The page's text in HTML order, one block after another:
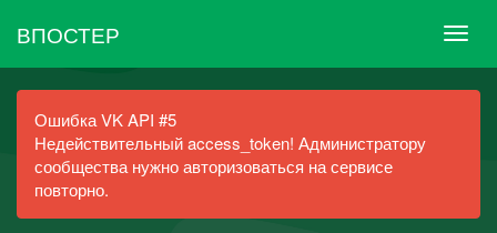
ВПОСТЕР
Ошибка VK API #5
Недействительный access_token! Администратору
сообщества нужно авторизоваться на сервисе
повторно.